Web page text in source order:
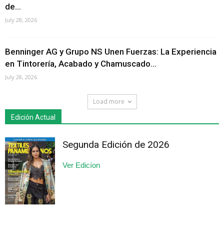
de...
July 28, 2026
Benninger AG y Grupo NS Unen Fuerzas: La Experiencia
en Tintorería, Acabado y Chamuscado...
July 28, 2026
Load more
Edición Actual
Segunda Edición de 2026
Ver Edicíon